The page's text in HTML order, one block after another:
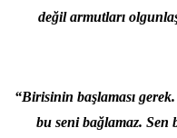
değil armutları
“Birisinin başlaması
bu seni bağlamaz. Sen